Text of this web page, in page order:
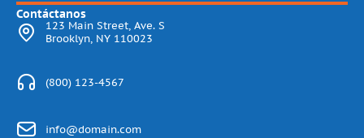
Contáctanos
123 Main Street, Ave. S
Brooklyn, NY 110023
(800) 123-4567
info@domain.com